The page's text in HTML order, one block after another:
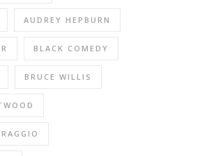
AUDREY HEPBURN
BLACK COMEDY
BRUCE WILLIS